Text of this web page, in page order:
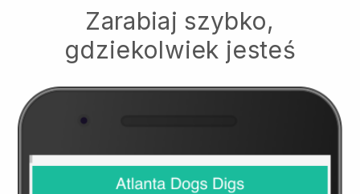
Zarabiaj szybko,
gdziekolwiek jesteś